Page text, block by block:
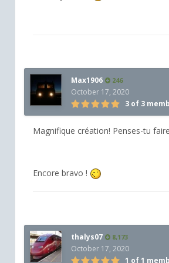
Max1906 246
October 17, 2020
3 of 3
Magnifique création! Penses-tu
Encore bravo !
thalys07 8,173
October 17, 2020
1 of 1